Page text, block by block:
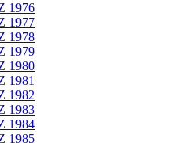
1976
1977
1978
1979
1980
1981
1982
1983
1984
1985